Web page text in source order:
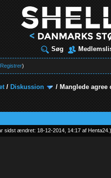
Søg
Registrer)
/ Diskussion / Manglede agree
sidst ændret: 18-12-2014, 14:17 af Henta24 .